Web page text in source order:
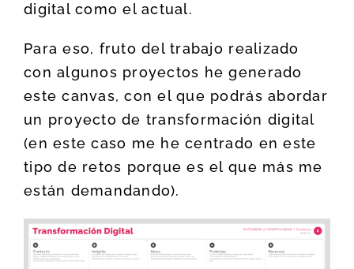
digital como el actual.
Para eso, fruto del trabajo realizado
con algunos proyectos he generado
este canvas, con el que podrás abordar
un proyecto de transformación digital
(en este caso me he centrado en este
tipo de retos porque es el que más me
están demandando).